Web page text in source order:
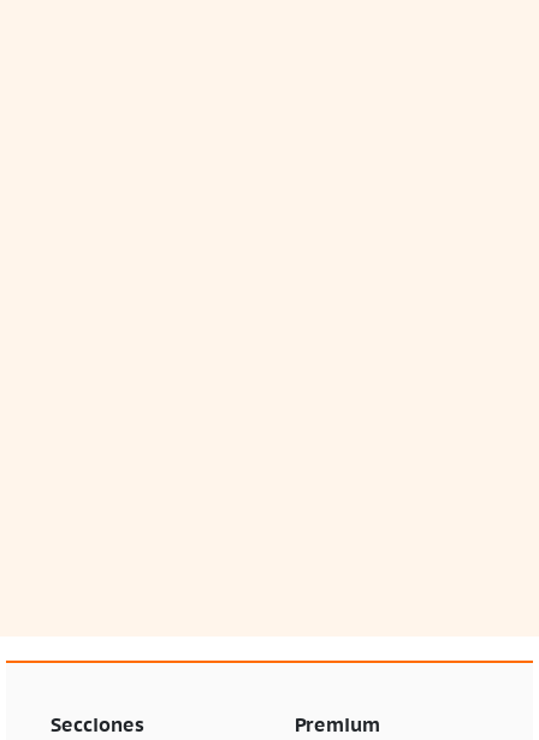
Secciones Premium